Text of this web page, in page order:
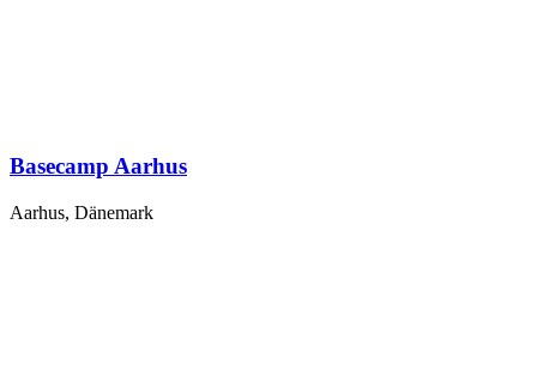
Basecamp Aarhus
Aarhus, Dänemark